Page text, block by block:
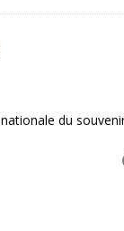
du